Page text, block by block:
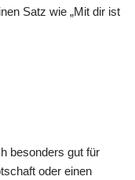
Satz wie „Mit dir ist
besonders gut für
oder einen